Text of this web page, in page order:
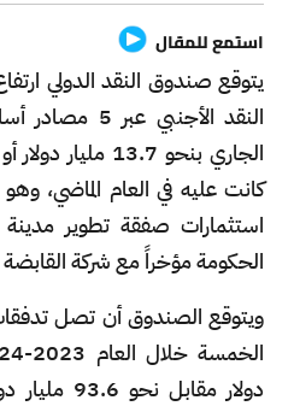
استمع للمقال
يتوقع صندوق النقد الدولي
النقد الأجنبي
كانت عليه في العام الماضي،
استثمارات صفقة تطوير
الحكومة مؤخراً مع شركة القابضة ADQ.
ويتوقع الصندوق أن تصل